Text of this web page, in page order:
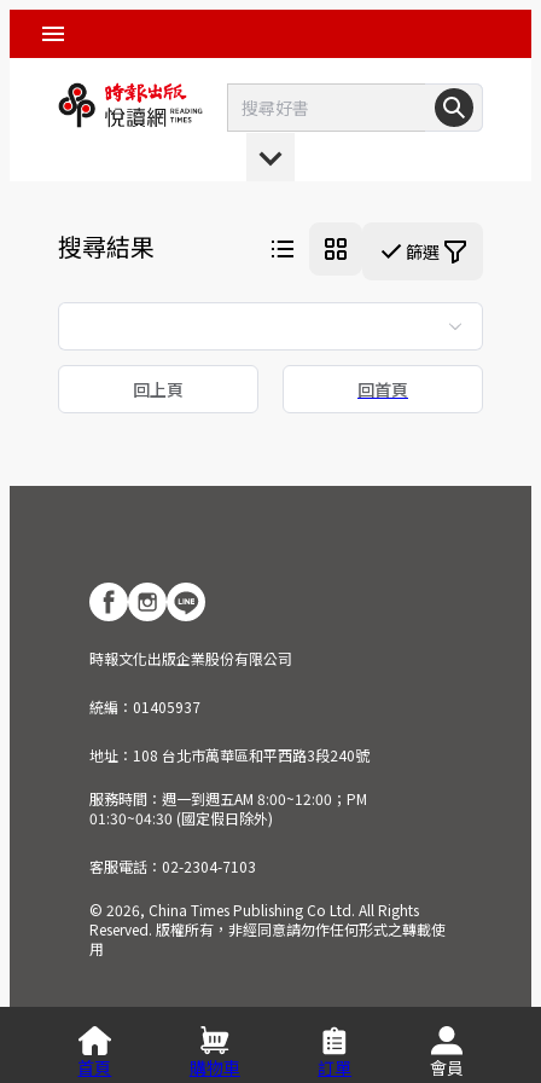
搜尋結果 篩選
回上頁 回首頁
時報文化出版企業股份有限公司
統編：01405937
地址：108 台北市萬華區和平西路3段240號
服務時間：週一到週五AM 8:00~12:00；PM
01:30~04:30 (國定假日除外)
客服電話：02-2304-7103
© 2026, China Times Publishing Co Ltd. All Rights
Reserved. 版權所有，非經同意請勿作任何形式之轉載使
用
首頁 購物車 訂單 會員